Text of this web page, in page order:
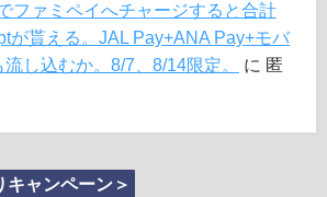
ファミペイへチャージすると合計
が貰える。JAL Pay+ANA Pay+モバ
し込むか。8/7、8/14限定。
に 匿
ャンペーン＞